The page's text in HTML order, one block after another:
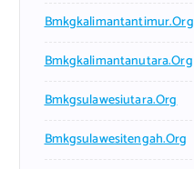
Bmkgkalimantantimur.org
Bmkgkalimantanutara.org
Bmkgsulawesiutara.org
Bmkgsulawesitengah.org